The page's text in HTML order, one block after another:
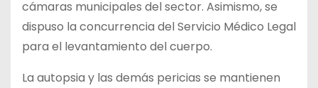
cámaras municipales del sector. Asimismo, se
dispuso la concurrencia del Servicio Médico Legal
para el levantamiento del cuerpo.
La autopsia y las demás pericias se mantienen